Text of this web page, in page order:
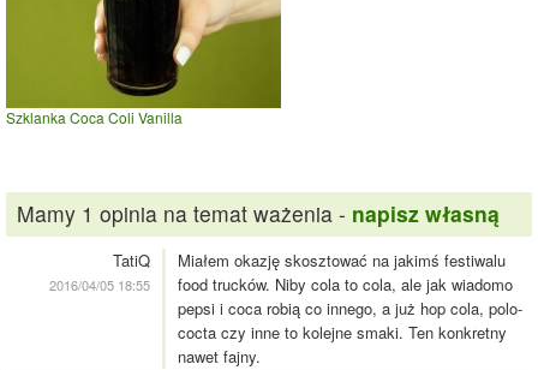
Szklanka Coca Coli Vanilla
Mamy 1 opinia na temat ważenia - napisz własną
TatiQ
2016/04/05 18:55
Miałem okazję skosztować na jakimś festiwalu
food trucków. Niby cola to cola, ale jak wiadomo
pepsi i coca robią co innego, a już hop cola, polo-
cocta czy inne to kolejne smaki. Ten konkretny
nawet fajny.